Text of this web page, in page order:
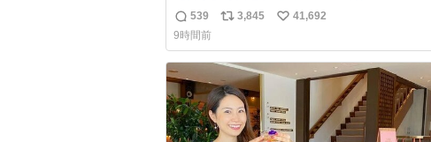
62kg→82kgに 110kgのベンチプレス持ち上
げる姿披露
news.livedoor.com/article/detail… 元々自重
のみだったが、更に筋肉を大きくするためジ
ム通いを開始。筋肉増量のためおにぎり10
個、ゼリー飲料3～4本、パスタと毎日4千kcal
オーバーの食事を摂取し、増量したという。
返
信
数
539
リ
ス
ト
数
3,845
い
ね
数
41,692
9時間前